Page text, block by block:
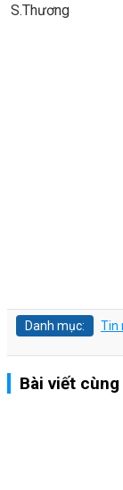
S.Thương
Danh mục: Tin
Bài viết